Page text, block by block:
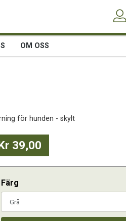
OM OSS
för hunden - skylt
39,00
Färg